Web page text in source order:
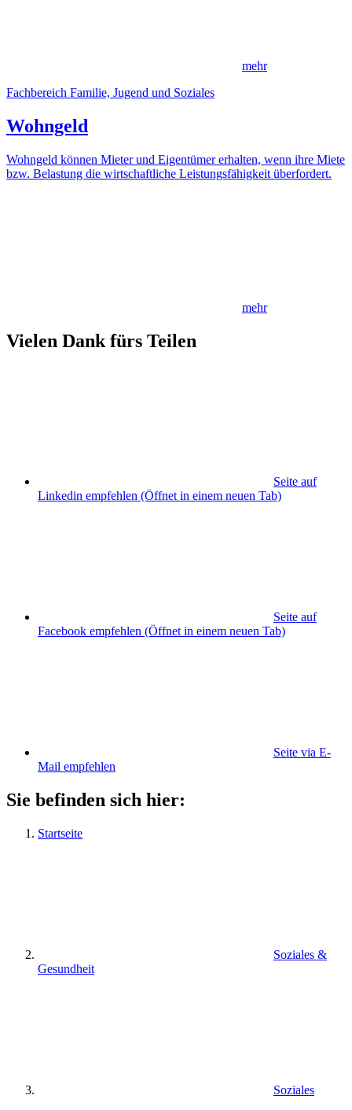
mehr
Fachbereich Familie, Jugend und Soziales
Wohngeld
Wohngeld können Mieter und Eigentümer erhalten, wenn ihre Miete
bzw. Belastung die wirtschaftliche Leistungsfähigkeit überfordert.
mehr
Vielen Dank fürs Teilen
Seite auf
Linkedin empfehlen (Öffnet in einem neuen Tab)
Seite auf
Facebook empfehlen (Öffnet in einem neuen Tab)
Seite via E-
Mail empfehlen
Sie befinden sich hier:
Startseite
Soziales &
Gesundheit
Soziales